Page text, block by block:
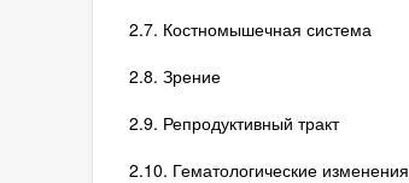
2.7. Костномышечная система
2.8. Зрение
2.9. Репродуктивный тракт
2.10. Гематологические изменения